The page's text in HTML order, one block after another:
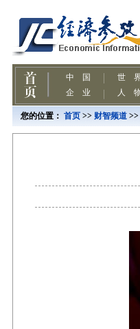
您的位置： 首页 >> 财智频道 >>